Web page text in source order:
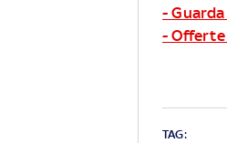
-
- Offerte
TAG: